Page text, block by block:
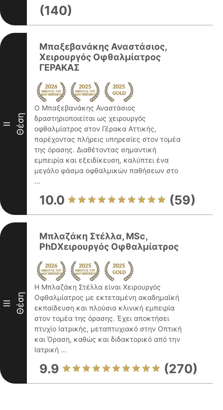
(140)
II Θέση
Μπαξεβανάκης Αναστάσιος,
Χειρουργός Οφθαλμίατρος
ΓΕΡΑΚΑΣ
Ο Μπαξεβανάκης Αναστάσιος
δραστηριοποιείται ως χειρουργός
οφθαλμίατρος στον Γέρακα Αττικής,
παρέχοντας πλήρεις υπηρεσίες στον τομέα
της όρασης. Διαθέτοντας σημαντική
εμπειρία και εξειδίκευση, καλύπτει ένα
μεγάλο φάσμα οφθαλμικών παθήσεων στο
...
10.0 (59)
III Θέση
Μπλαζάκη Στέλλα, MSc,
PhDΧειρουργός Οφθαλμίατρος
Η Μπλαζάκη Στέλλα είναι Χειρουργός
Οφθαλμίατρος με εκτεταμένη ακαδημαϊκή
εκπαίδευση και πλούσια κλινική εμπειρία
στον τομέα της όρασης. Έχει αποκτήσει
πτυχίο Ιατρικής, μεταπτυχιακό στην Οπτική
και Όραση, καθώς και διδακτορικό από την
Ιατρική ...
9.9 (270)